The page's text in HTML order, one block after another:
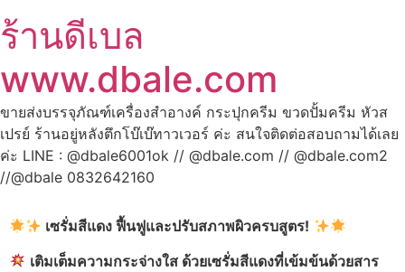
ร้านดีเบล
www.dbale.com
ขายส่งบรรจุภัณฑ์เครื่องสำอางค์ กระปุกครีม ขวดปั้มครีม หัวส
เปรย์ ร้านอยู่หลังตึกโบ๊เบ๊ทาวเวอร์ ค่ะ สนใจติดต่อสอบถามได้เลย
ค่ะ LINE : @dbale6001ok // @dbale.com // @dbale.com2
//@dbale 0832642160
เซรั่มสีแดง ฟื้นฟูและปรับสภาพผิวครบสูตร!
เติมเต็มความกระจ่างใส ด้วยเซรั่มสีแดงที่เข้มข้นด้วยสาร